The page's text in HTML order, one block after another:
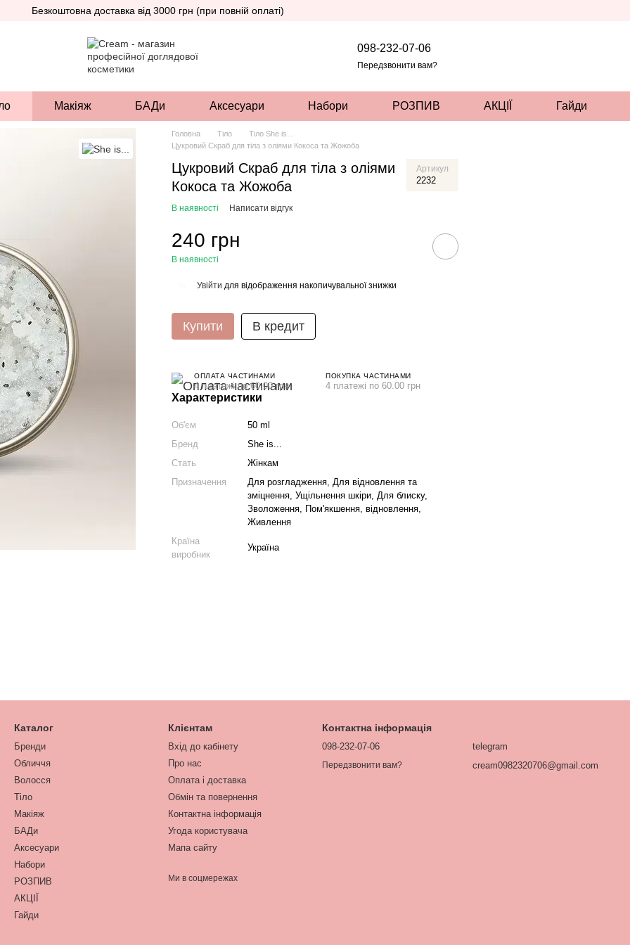
Безкоштовна доставка від 3000 грн (при повній оплаті)
098-232-07-06
Передзвонити вам?
Макіяж БАДи Аксесуари Набори РОЗПИВ АКЦІЇ Гайди
Головна Тіло
Тіло She is...
Цукровий Скраб для тіла з оліями Кокоса та Жожоба
Цукровий Скраб для тіла з оліями
Кокоса та Жожоба
Артикул
2232
В наявності Написати відгук
240 грн
В наявності
Увійти для відображення накопичувальної знижки
Купити В кредит
ОПЛАТА ЧАСТИНАМИ
4 платежі по 60.00 грн
ПОКУПКА ЧАСТИНАМИ
4 платежі по 60.00 грн
Характеристики
Об'єм
50 ml
Бренд
She is...
Стать
Жінкам
Призначення
Для розгладження, Для відновлення та
зміцнення, Ущільнення шкіри, Для блиску,
Зволоження, Пом'якшення, відновлення,
Живлення
Країна
виробник
Україна
Каталог
Бренди
Обличчя
Волосся
Тіло
Макіяж
БАДи
Аксесуари
Набори
РОЗПИВ
АКЦІЇ
Гайди
Клієнтам
Вхід до кабінету
Про нас
Оплата і доставка
Обмін та повернення
Контактна інформація
Угода користувача
Мапа сайту
Ми в соцмережах
Контактна інформація
098-232-07-06
Передзвонити вам?
telegram
cream0982320706@gmail.com